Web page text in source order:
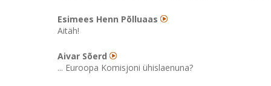
Esimees Henn Põlluaas
Aitäh!
Aivar Sõerd
... Euroopa Komisjoni ühislaenuna?